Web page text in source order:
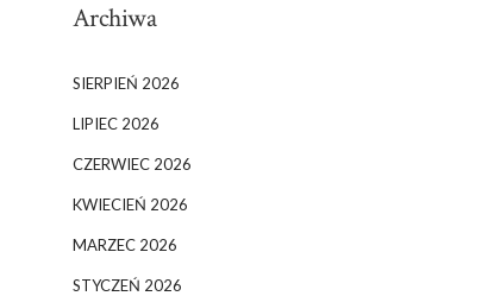
Archiwa
SIERPIEŃ 2026
LIPIEC 2026
CZERWIEC 2026
KWIECIEŃ 2026
MARZEC 2026
STYCZEŃ 2026